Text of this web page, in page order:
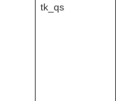
tk_qs